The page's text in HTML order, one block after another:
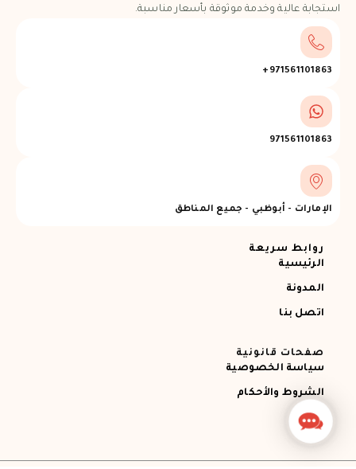
استجابة عالية وخدمة موثوقة بأسعار مناسبة.
971561101863+
971561101863
الإمارات - أبوظبي - جميع المناطق
روابط سريعة
الرئيسية
المدونة
اتصل بنا
صفحات قانونية
سياسة الخصوصية
الشروط والأحكام
Contact
Us